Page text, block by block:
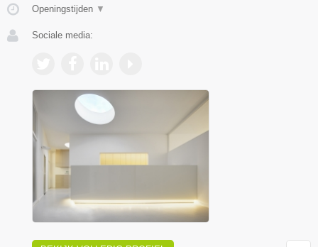
Openingstijden ▼
Sociale media: